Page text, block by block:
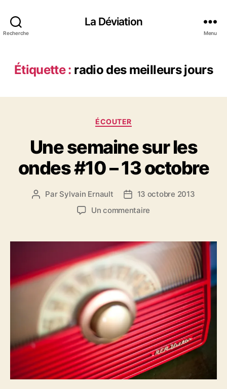
Recherche
La Déviation
Menu
Étiquette : radio des meilleurs jours
C
t
é
e
ÉCOUTER
Une semaine sur les
ondes #10 – 13 octobre
A
e
l
i
l
e
Par Sylvain Ernault
D
e
a
r
t
i
c
l
e
13 octobre 2013
Un commentaire
U
e
e
m
a
i
n
e
s
u
r